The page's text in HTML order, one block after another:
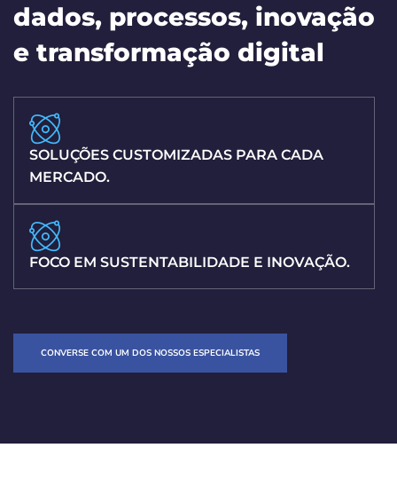
dados, processos, inovação
e transformação digital
SOLUÇÕES CUSTOMIZADAS PARA CADA
MERCADO.
FOCO EM SUSTENTABILIDADE E INOVAÇÃO.
CONVERSE COM UM DOS NOSSOS ESPECIALISTAS